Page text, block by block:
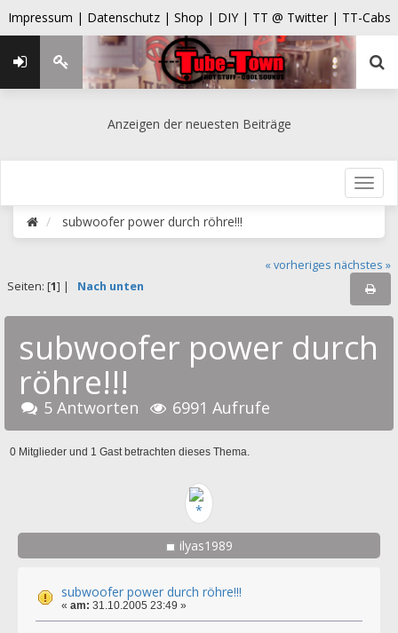
Impressum | Datenschutz | Shop | DIY | TT @ Twitter | TT-Cabs
Anzeigen der neuesten Beiträge
subwoofer power durch röhre!!!
« vorheriges nächstes »
Seiten: [1] | Nach unten
subwoofer power durch
röhre!!!
5 Antworten 6991 Aufrufe
0 Mitglieder und 1 Gast betrachten dieses Thema.
ilyas1989
subwoofer power durch röhre!!!
« am: 31.10.2005 23:49 »